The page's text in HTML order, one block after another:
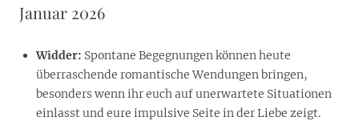
Januar 2026
Widder: Spontane Begegnungen können heute
überraschende romantische Wendungen bringen,
besonders wenn ihr euch auf unerwartete Situationen
einlasst und eure impulsive Seite in der Liebe zeigt.